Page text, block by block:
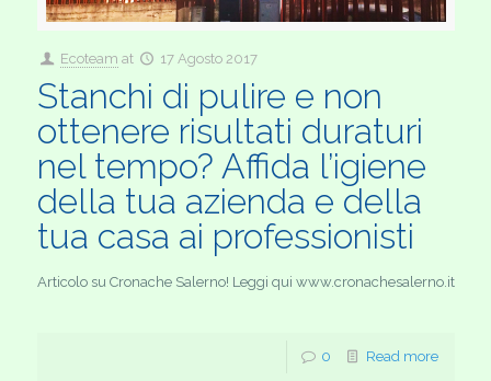
Ecoteam at 17 Agosto 2017
Stanchi di pulire e non
ottenere risultati duraturi
nel tempo? Affida l’igiene
della tua azienda e della
tua casa ai professionisti
Articolo su Cronache Salerno! Leggi qui www.cronachesalerno.it
0 Read more